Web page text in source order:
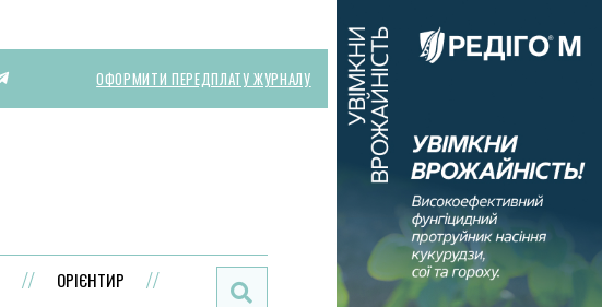
ОФОРМИТИ ПЕРЕДПЛАТУ ЖУРНАЛУ
ОРІЄНТИР